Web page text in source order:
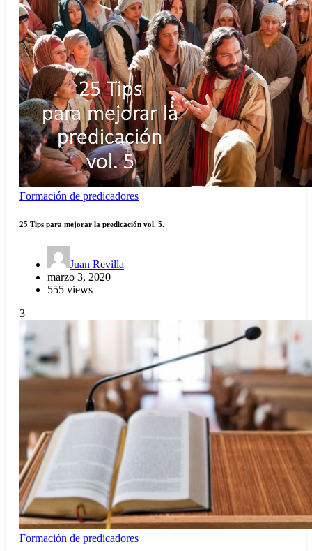
Formación de predicadores
25 Tips para mejorar la predicación vol. 5.
Juan Revilla
marzo 3, 2020
555 views
3
Formación de predicadores